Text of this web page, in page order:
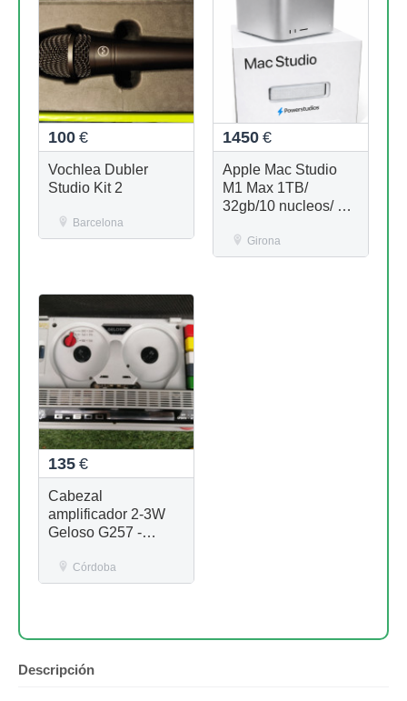
100 €
Vochlea Dubler
Studio Kit 2
Barcelona
1450 €
Apple Mac Studio
M1 Max 1TB/
32gb/10 nucleos/ 24
STOCK
Girona
135 €
Cabezal
amplificador 2-3W
Geloso G257 -
Córdoba
Descripción